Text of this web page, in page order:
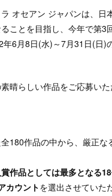
オセアン ジャパンは、
ことを目指し、今年で第
6月8日(水)～7月31日(日)
晴らしい作品をご応募いた
180作品の中から、厳正な
作品としては最多となる
カウントを選出させていた